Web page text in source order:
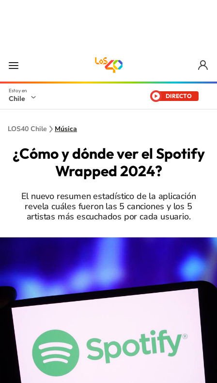
Chile DIRECTO
LOS40 Chile Música
¿Cómo y dónde ver el Spotify
Wrapped 2024?
El nuevo resumen estadístico de la aplicación
revela cuáles fueron las 5 canciones y los 5
artistas más escuchados por cada usuario.